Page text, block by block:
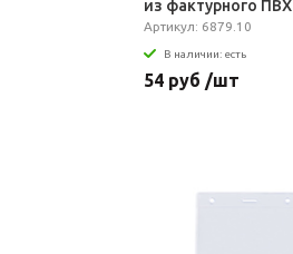
из фактурного ПВХ
Артикул: 6879.10
В наличии: есть
54 руб /шт